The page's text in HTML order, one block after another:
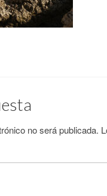
no será publicada.